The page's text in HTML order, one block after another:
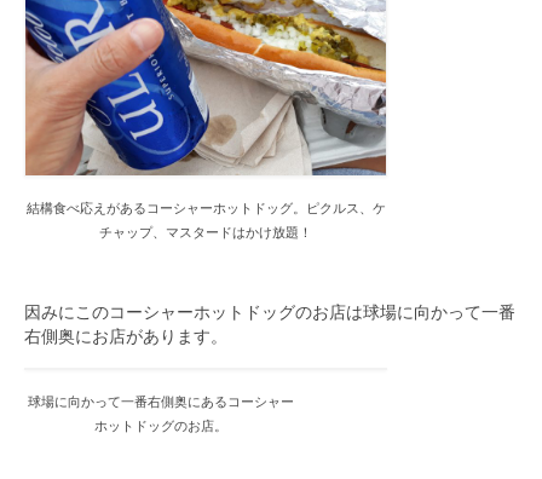
結構食べ応えがあるコーシャーホットドッグ。ピクルス、ケ
チャップ、マスタードはかけ放題！
因みにこのコーシャーホットドッグのお店は球場に向かって一番
右側奥にお店があります。
球場に向かって一番右側奥にあるコーシャー
ホットドッグのお店。